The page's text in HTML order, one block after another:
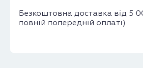
Безкоштовна доставка від 5
повній попередній оплаті)